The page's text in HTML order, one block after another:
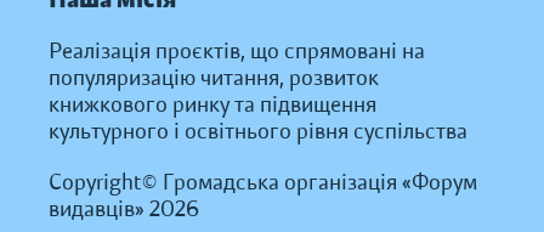
Реалізація проєктів, що спрямовані на
популяризацію читання, розвиток
книжкового ринку та підвищення
культурного і освітнього рівня суспільства
Copyright© Громадська організація «Форум
видавців» 2026